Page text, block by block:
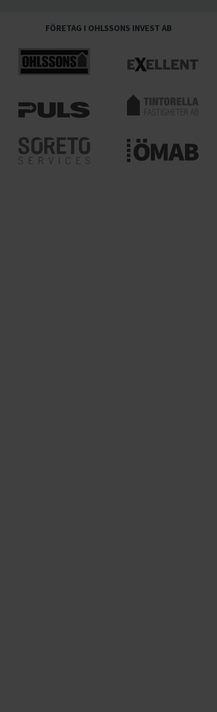
FÖRETAG I OHLSSONS INVEST AB